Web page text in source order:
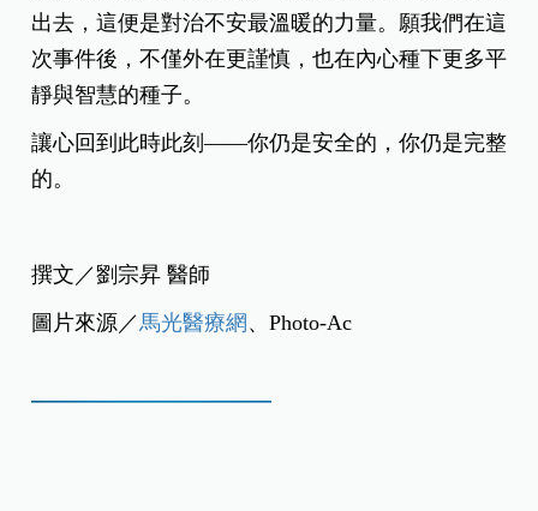
出去，這便是對治不安最溫暖的力量。願我們在這
次事件後，不僅外在更謹慎，也在內心種下更多平
靜與智慧的種子。
讓心回到此時此刻——你仍是安全的，你仍是完整
的。
撰文／劉宗昇 醫師
圖片來源／ 馬光醫療網、Photo-Ac